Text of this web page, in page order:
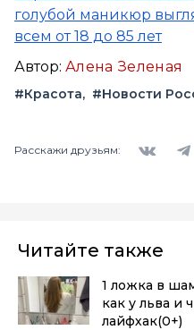
голубой маникюр
всем от 18 до 85 лет
Автор: Алена Зеленая
#Красота #Новости
Расскажи друзьям:
Читайте также
1 ложка в
как у льва и
лайфхак(0+)